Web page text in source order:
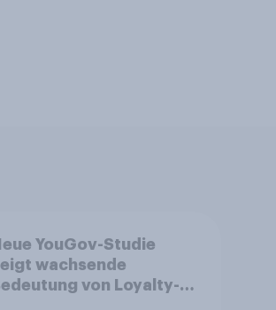
YouGov-Studie
wachsende
von Loyalty-